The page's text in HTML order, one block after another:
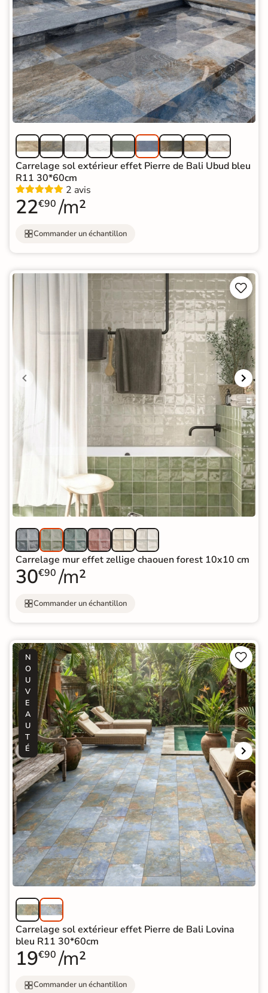
Carrelage sol extérieur effet Pierre de Bali Ubud bleu
R11 30*60cm
2 avis
22€90 /m²
Commander un échantillon


Carrelage mur effet zellige chaouen forest 10x10 cm
30€90 /m²
Commander un échantillon
N
O
U
V
E
A
U
T
É


Carrelage sol extérieur effet Pierre de Bali Lovina
bleu R11 30*60cm
19€90 /m²
Commander un échantillon